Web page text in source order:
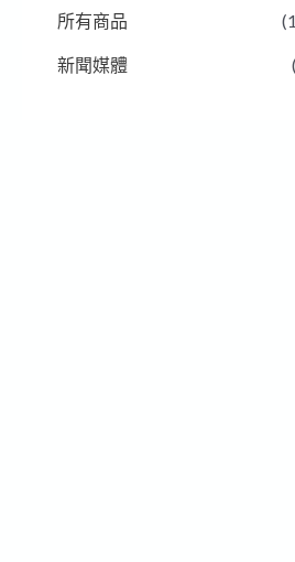
所有商品
新聞媒體